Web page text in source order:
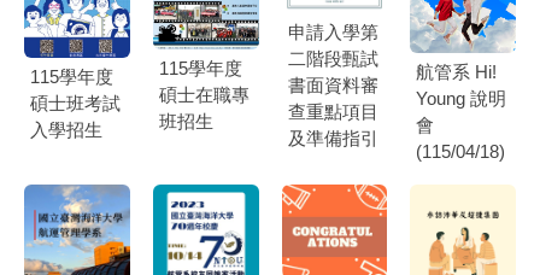
115學年度
碩士班考試
入學招生
115學年度
碩士在職專
班招生
申請入學第
二階段甄試
書面資料審
查重點項目
及準備指引
航管系 Hi!
Young 說明
會
(115/04/18)